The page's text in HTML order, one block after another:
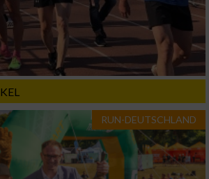
RUN-DEUTSCHLAND
durch Statistiken
von Daten aus
der Angebote
Daten zur Auswahl
Standortdaten